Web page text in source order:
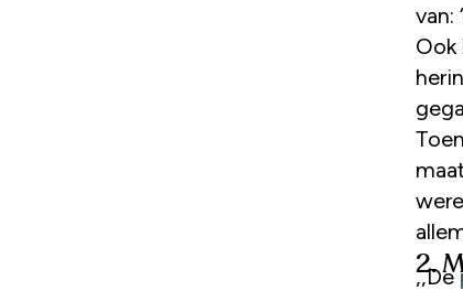
van:
Ook
2.
,,De